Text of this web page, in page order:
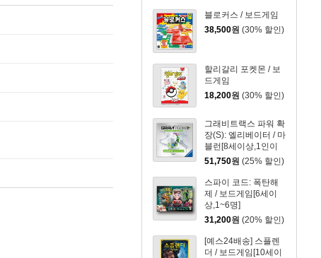
블로커스 / 보드게임
38,500원 (30% 할인)
할리갈리 포켓몬 / 보
드게임
18,200원 (30% 할인)
그래비트랙스 파워 확
장(S): 엘리베이터 / 마
블런[8세이상,1인이
상]
51,750원 (25% 할인)
스파이 코드: 폭탄해
제 / 보드게임[6세이
상,1~6명]
31,200원 (20% 할인)
[예스24배송] 스플렌
더 / 보드게임[10세이